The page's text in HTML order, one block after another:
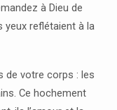
à Dieu de
yeux reflétaient à la
de votre corps : les
Ce hochement